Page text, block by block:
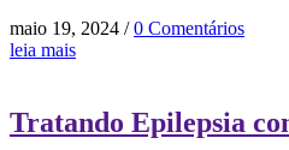
maio 19, 2024 / 0 Comentários
leia mais
Tratando Epilepsia